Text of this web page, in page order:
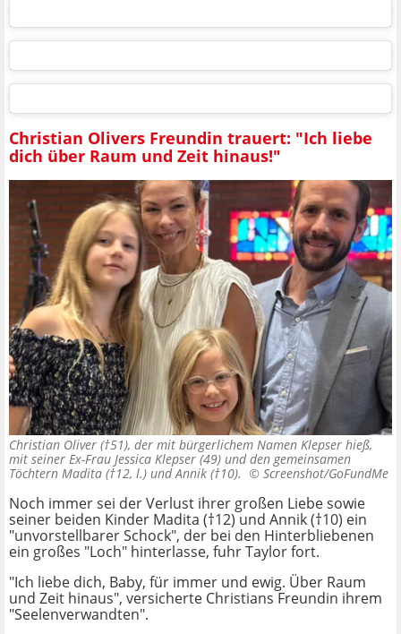
Christian Olivers Freundin trauert: "Ich liebe
dich über Raum und Zeit hinaus!"
Christian Oliver (†51), der mit bürgerlichem Namen Klepser hieß,
mit seiner Ex-Frau Jessica Klepser (49) und den gemeinsamen
Töchtern Madita (†12, l.) und Annik (†10). © Screenshot/GoFundMe
Noch immer sei der Verlust ihrer großen Liebe sowie
seiner beiden Kinder Madita (†12) und Annik (†10) ein
"unvorstellbarer Schock", der bei den Hinterbliebenen
ein großes "Loch" hinterlasse, fuhr Taylor fort.
"Ich liebe dich, Baby, für immer und ewig. Über Raum
und Zeit hinaus", versicherte Christians Freundin ihrem
"Seelenverwandten".